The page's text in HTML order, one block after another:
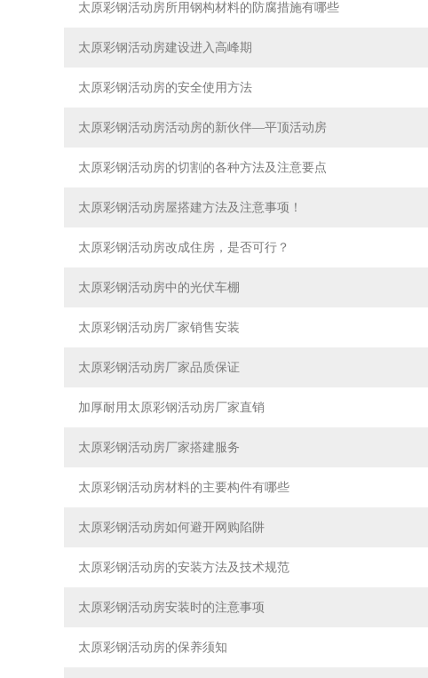
太原彩钢活动房所用钢构材料的防腐措施有哪些
太原彩钢活动房建设进入高峰期
太原彩钢活动房的安全使用方法
太原彩钢活动房活动房的新伙伴—平顶活动房
太原彩钢活动房的切割的各种方法及注意要点
太原彩钢活动房屋搭建方法及注意事项！
太原彩钢活动房改成住房，是否可行？
太原彩钢活动房中的光伏车棚
太原彩钢活动房厂家销售安装
太原彩钢活动房厂家品质保证
加厚耐用太原彩钢活动房厂家直销
太原彩钢活动房厂家搭建服务
太原彩钢活动房材料的主要构件有哪些
太原彩钢活动房如何避开网购陷阱
太原彩钢活动房的安装方法及技术规范
太原彩钢活动房安装时的注意事项
太原彩钢活动房的保养须知